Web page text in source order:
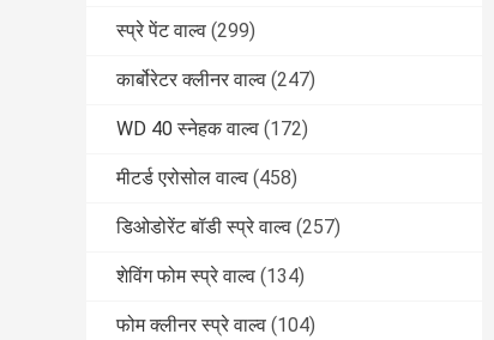
स्प्रे पेंट वाल्व (299)
कार्बोरेटर क्लीनर वाल्व (247)
WD 40 स्नेहक वाल्व (172)
मीटर्ड एरोसोल वाल्व (458)
डिओडोरेंट बॉडी स्प्रे वाल्व (257)
शेविंग फोम स्प्रे वाल्व (134)
फोम क्लीनर स्प्रे वाल्व (104)